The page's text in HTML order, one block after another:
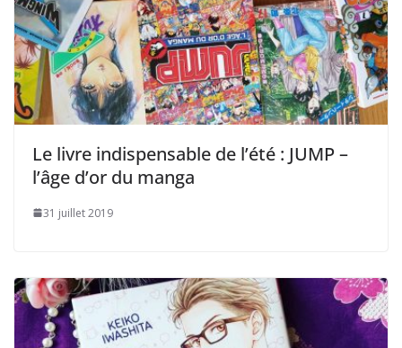
Le livre indispensable de l’été : JUMP –
l’âge d’or du manga
31 juillet 2019